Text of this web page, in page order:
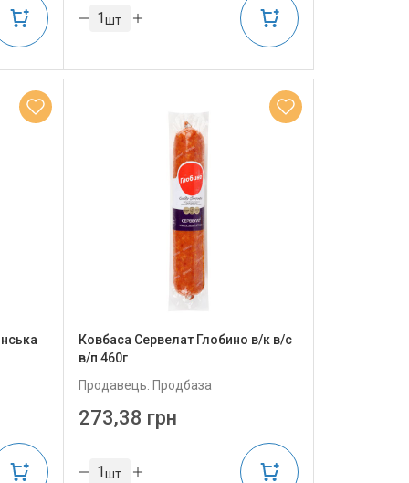
шт
Ковбаса Сервелат Глобино в/к в/с
в/п 460г
Продавець: Продбаза
273,38 грн
шт